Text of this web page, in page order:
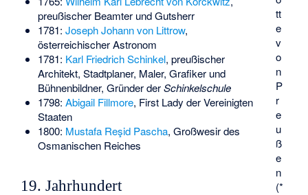
tt
e
v
o
n
P
r
e
u
ß
e
n
(*
preußischer Beamter und Gutsherr
1781: Joseph Johann von Littrow,
österreichischer Astronom
1781: Karl Friedrich Schinkel, preußischer
Architekt, Stadtplaner, Maler, Grafiker und
Bühnenbildner, Gründer derSchinkelschule
1798: Abigail Fillmore, First Lady der Vereinigten
Staaten
1800: Mustafa Reşid Pascha, Großwesir des
Osmanischen Reiches
19. Jahrhundert